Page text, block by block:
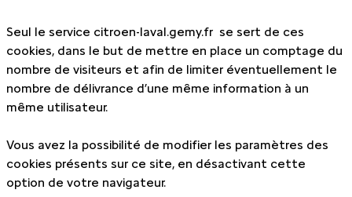
Seul le service citroen-laval.gemy.fr se sert de ces
cookies, dans le but de mettre en place un comptage du
nombre de visiteurs et afin de limiter éventuellement le
nombre de délivrance d’une même information à un
même utilisateur.
Vous avez la possibilité de modifier les paramètres des
cookies présents sur ce site, en désactivant cette
option de votre navigateur.